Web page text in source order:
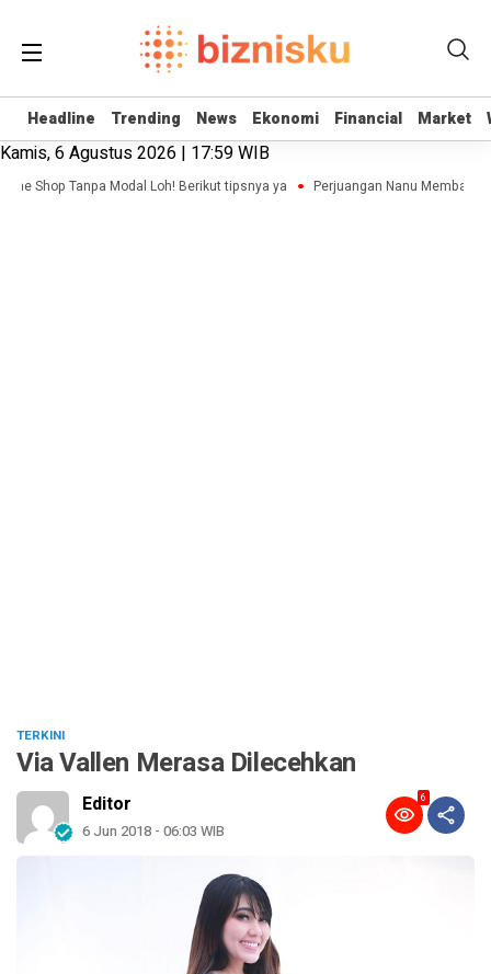
Headline Trending News Ekonomi Financial Market
Headline Trending News Ekonomi Financial Market
Kamis, 6 Agustus 2026 | 17:59 WIB
Shop Tanpa Modal Loh! Berikut tipsnya ya Perjuangan Nanu
TERKINI
Via Vallen Merasa Dilecehkan
Editor
6 Jun 2018 - 06:03 WIB
6